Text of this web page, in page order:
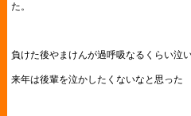
た。
負けた後やまけんが過呼吸なるくらい泣い
来年は後輩を泣かしたくないなと思った